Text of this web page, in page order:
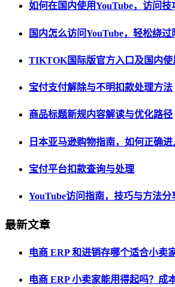
如何在国内使用YouTube，访问技
国内怎么访问YouTube，轻松绕
TIKTOK国际版官方入口及国内使
宝付支付解除与不明扣款处理方法
商品标题新规内容解读与优化路径
日本亚马逊购物指南，如何正确进
宝付平台扣款查询与处理
YouTube访问指南，技巧与方法分
最新文章
电商 ERP 和进销存哪个适合小卖
电商 ERP 小卖家能用得起吗？成